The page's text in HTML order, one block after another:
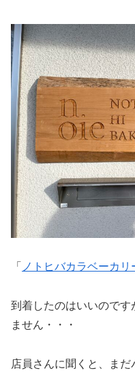
「 ノトヒバカラベーカリ
到着したのはいいので
ません・・・
店員さんに聞くと、まだ